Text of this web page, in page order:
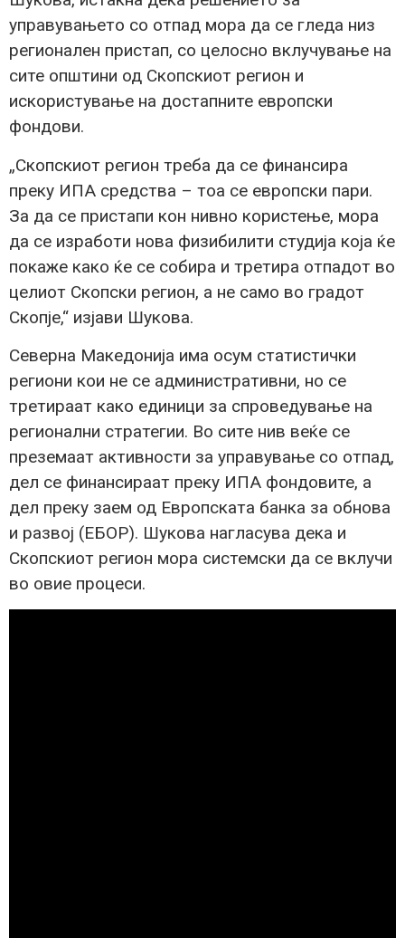
управувањето со отпад мора да се гледа низ
регионален пристап, со целосно вклучување на
сите општини од Скопскиот регион и
искористување на достапните европски
фондови.
„Скопскиот регион треба да се финансира
преку ИПА средства – тоа се европски пари.
За да се пристапи кон нивно користење, мора
да се изработи нова физибилити студија која ќе
покаже како ќе се собира и третира отпадот во
целиот Скопски регион, а не само во градот
Скопје,“ изјави Шукова.
Северна Македонија има осум статистички
региони кои не се административни, но се
третираат како единици за спроведување на
регионални стратегии. Во сите нив веќе се
преземаат активности за управување со отпад,
дел се финансираат преку ИПА фондовите, а
дел преку заем од Европската банка за обнова
и развој (ЕБОР). Шукова нагласува дека и
Скопскиот регион мора системски да се вклучи
во овие процеси.